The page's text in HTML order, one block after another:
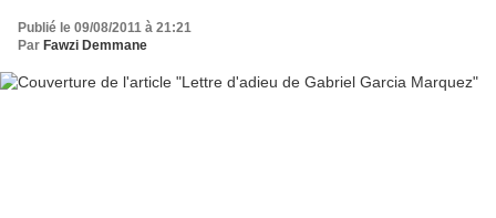
Publié le 09/08/2011 à 21:21
Par Fawzi Demmane